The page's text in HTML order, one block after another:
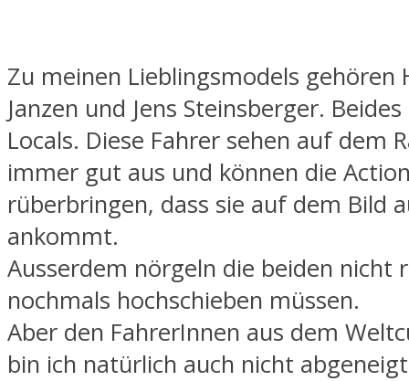
Zu meinen Lieblingsmodels gehören
Janzen und Jens Steinsberger.
Locals. Diese Fahrer sehen auf dem
immer gut aus und können die
rüberbringen, dass sie auf dem Bild
ankommt.
Ausserdem nörgeln die beiden nicht
nochmals hochschieben müssen.
Aber den FahrerInnen aus dem
bin ich natürlich auch nicht